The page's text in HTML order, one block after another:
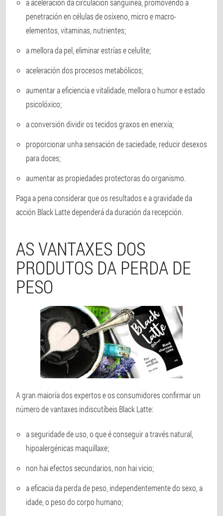
a aceleración da circulación sanguínea, promovendo a
penetración en células de osíxeno, micro e macro-
elementos, vitaminas, nutrientes;
a mellora da pel, eliminar estrías e celulite;
aceleración dos procesos metabólicos;
aumentar a eficiencia e vitalidade, mellora o humor e estado
psicolóxico;
a conversión dividir os tecidos graxos en enerxía;
proporcionar unha sensación de saciedade, reducir desexos
para doces;
aumentar as propiedades protectoras do organismo.
Paga a pena considerar que os resultados e a gravidade da
acción Black Latte dependerá da duración da recepción.
AS VANTAXES DOS
PRODUTOS DA PERDA DE
PESO
A gran maioría dos expertos e os consumidores confirmar un
número de vantaxes indiscutíbeis Black Latte:
a seguridade de uso, o que é conseguir a través natural,
hipoalergénicas maquillaxe;
non hai efectos secundarios, non hai vicio;
a eficacia da perda de peso, independentemente do sexo, a
idade, o peso do corpo humano;